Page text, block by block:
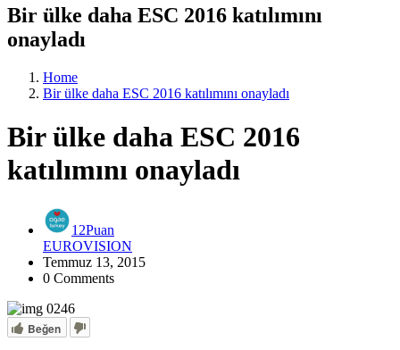
Bir ülke daha ESC 2016 katılımını
onayladı
Home
Bir ülke daha ESC 2016 katılımını onayladı
Bir ülke daha ESC 2016
katılımını onayladı
12Puan
EUROVISION
Temmuz 13, 2015
0 Comments
Beğen